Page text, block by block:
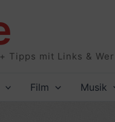
Tipps mit Links &
Film Musik